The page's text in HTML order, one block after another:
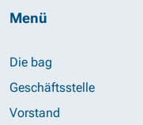
Menü
Die bag
Geschäftsstelle
Vorstand